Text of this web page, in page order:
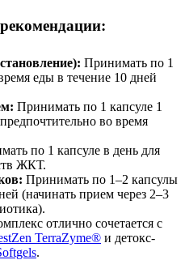
Принимать по 1
еды в течение 10 дней
Принимать по 1 капсуле 1
во время
по 1 капсуле в день для
ЖКТ.
Принимать по 1–2 капсулы
(начинать прием через 2–3
отлично сочетается с
TerraZyme® и детокс-
.